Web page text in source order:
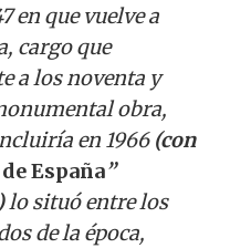
en que vuelve a
cargo que
a los noventa y
obra,
en 1966 (con
España”
lo situó entre los
de la época,